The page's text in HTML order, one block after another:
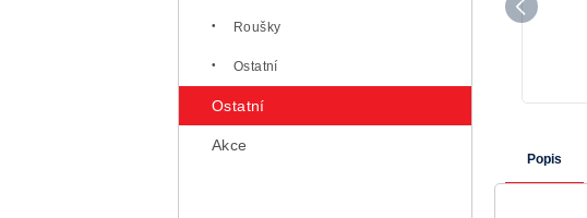
Roušky
Ostatní
Ostatní
Akce
Popis